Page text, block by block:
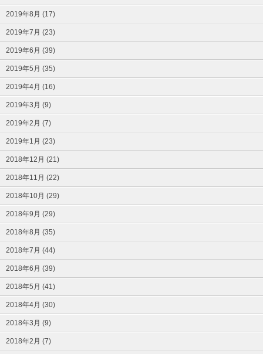
2019年8月 (17)
2019年7月 (23)
2019年6月 (39)
2019年5月 (35)
2019年4月 (16)
2019年3月 (9)
2019年2月 (7)
2019年1月 (23)
2018年12月 (21)
2018年11月 (22)
2018年10月 (29)
2018年9月 (29)
2018年8月 (35)
2018年7月 (44)
2018年6月 (39)
2018年5月 (41)
2018年4月 (30)
2018年3月 (9)
2018年2月 (7)